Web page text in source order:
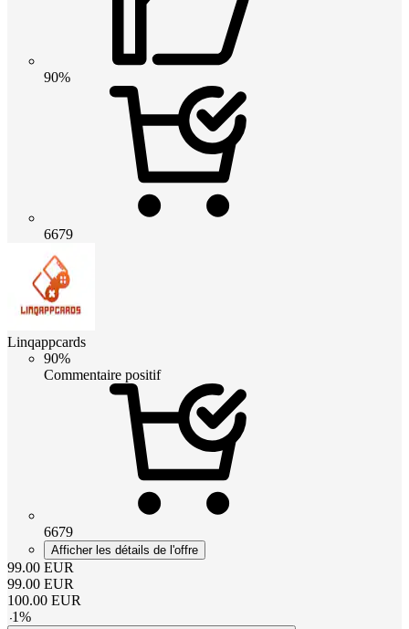
90%
6679
Linqappcards
90%
Commentaire positif
6679
Afficher les détails de l'offre
99.00 EUR
99.00 EUR
100.00 EUR
-1%